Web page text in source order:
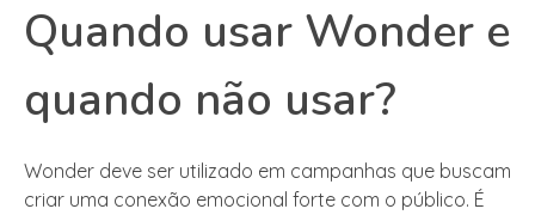
Quando usar Wonder e
quando não usar?
Wonder deve ser utilizado em campanhas que buscam
criar uma conexão emocional forte com o público. É